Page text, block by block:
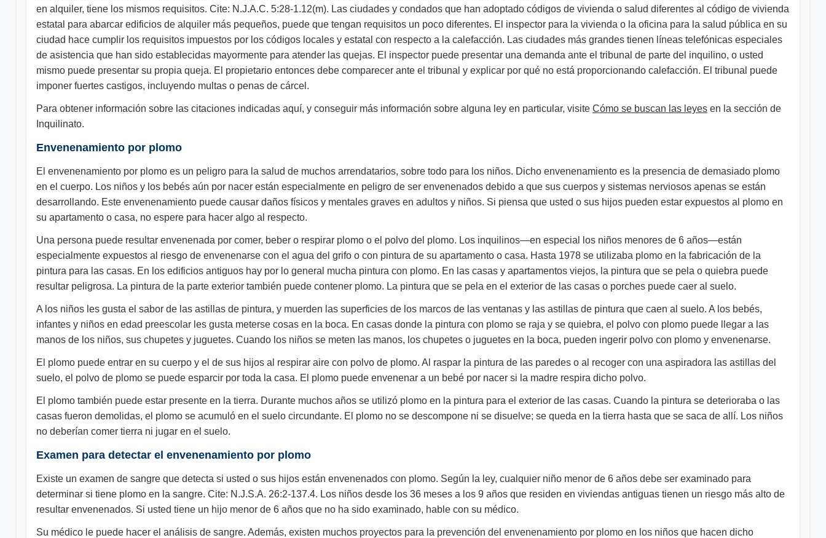
en alquiler, tiene los mismos requisitos. Cite: N.J.A.C. 5:28-1.12(m). Las ciudades y condados que han adoptado códigos de vivienda o salud diferentes al código de vivienda
estatal para abarcar edificios de alquiler más pequeños, puede que tengan requisitos un poco diferentes. El inspector para la vivienda o la oficina para la salud pública en su
ciudad hace cumplir los requisitos impuestos por los códigos locales y estatal con respecto a la calefacción. Las ciudades más grandes tienen líneas telefónicas especiales
de asistencia que han sido establecidas mayormente para atender las quejas. El inspector puede presentar una demanda ante el tribunal de parte del inquilino, o usted
mismo puede presentar su propia queja. El propietario entonces debe comparecer ante el tribunal y explicar por qué no está proporcionando calefacción. El tribunal puede
imponer fuertes castigos, incluyendo multas o penas de cárcel.
Para obtener información sobre las citaciones indicadas aquí, y conseguir más información sobre alguna ley en particular, visite Cómo se buscan las leyes en la sección de
Inquilinato.
Envenenamiento por plomo
El envenenamiento por plomo es un peligro para la salud de muchos arrendatarios, sobre todo para los niños. Dicho envenenamiento es la presencia de demasiado plomo
en el cuerpo. Los niños y los bebés aún por nacer están especialmente en peligro de ser envenenados debido a que sus cuerpos y sistemas nerviosos apenas se están
desarrollando. Este envenenamiento puede causar daños físicos y mentales graves en adultos y niños. Si piensa que usted o sus hijos pueden estar expuestos al plomo en
su apartamento o casa, no espere para hacer algo al respecto.
Una persona puede resultar envenenada por comer, beber o respirar plomo o el polvo del plomo. Los inquilinos—en especial los niños menores de 6 años—están
especialmente expuestos al riesgo de envenenarse con el agua del grifo o con pintura de su apartamento o casa. Hasta 1978 se utilizaba plomo en la fabricación de la
pintura para las casas. En los edificios antiguos hay por lo general mucha pintura con plomo. En las casas y apartamentos viejos, la pintura que se pela o quiebra puede
resultar peligrosa. La pintura de la parte exterior también puede contener plomo. La pintura que se pela en el exterior de las casas o porches puede caer al suelo.
A los niños les gusta el sabor de las astillas de pintura, y muerden las superficies de los marcos de las ventanas y las astillas de pintura que caen al suelo. A los bebés,
infantes y niños en edad preescolar les gusta meterse cosas en la boca. En casas donde la pintura con plomo se raja y se quiebra, el polvo con plomo puede llegar a las
manos de los niños, sus chupetes y juguetes. Cuando los niños se meten las manos, los chupetes o juguetes en la boca, pueden ingerir polvo con plomo y envenenarse.
El plomo puede entrar en su cuerpo y el de sus hijos al respirar aire con polvo de plomo. Al raspar la pintura de las paredes o al recoger con una aspiradora las astillas del
suelo, el polvo de plomo se puede esparcir por toda la casa. El plomo puede envenenar a un bebé por nacer si la madre respira dicho polvo.
El plomo también puede estar presente en la tierra. Durante muchos años se utilizó plomo en la pintura para el exterior de las casas. Cuando la pintura se deterioraba o las
casas fueron demolidas, el plomo se acumuló en el suelo circundante. El plomo no se descompone ni se disuelve; se queda en la tierra hasta que se saca de allí. Los niños
no deberían comer tierra ni jugar en el suelo.
Examen para detectar el envenenamiento por plomo
Existe un examen de sangre que detecta si usted o sus hijos están envenenados con plomo. Según la ley, cualquier niño menor de 6 años debe ser examinado para
determinar si tiene plomo en la sangre. Cite: N.J.S.A. 26:2-137.4. Los niños desde los 36 meses a los 9 años que residen en viviendas antiguas tienen un riesgo más alto de
resultar envenenados. Si usted tiene un hijo menor de 6 años que no ha sido examinado, hable con su médico.
Su médico le puede hacer el análisis de sangre. Además, existen muchos proyectos para la prevención del envenenamiento por plomo en los niños que hacen dicho